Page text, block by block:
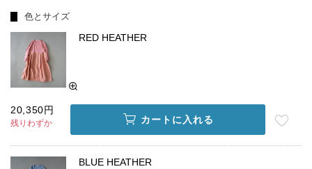
色とサイズ
RED HEATHER
20,350円
残りわずか カートに入れる
BLUE HEATHER